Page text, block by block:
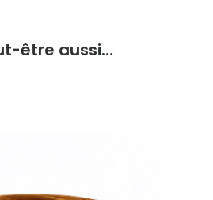
être aussi…